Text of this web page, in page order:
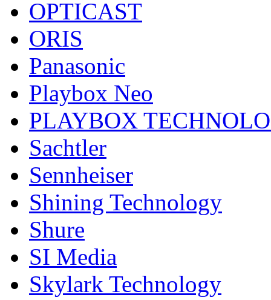
OPTICAST
ORIS
Panasonic
Playbox Neo
PLAYBOX
Sachtler
Sennheiser
Shining Technology
Shure
SI Media
Skylark Technology